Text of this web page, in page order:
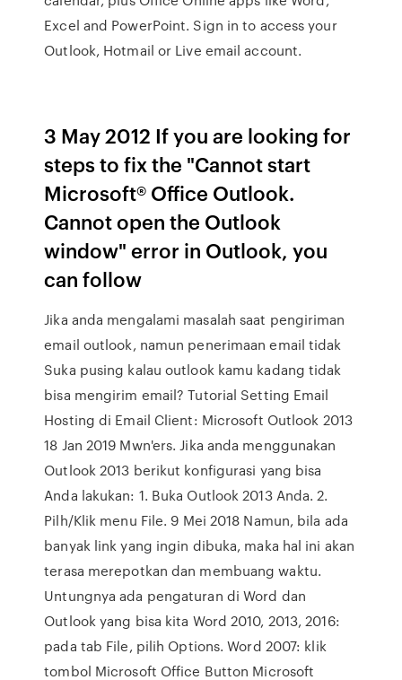
Excel and PowerPoint. Sign in to access your
Outlook, Hotmail or Live email account.
3 May 2012 If you are looking for
steps to fix the "Cannot start
Microsoft® Office Outlook.
Cannot open the Outlook
window" error in Outlook, you
can follow
Jika anda mengalami masalah saat pengiriman
email outlook, namun penerimaan email tidak
Suka pusing kalau outlook kamu kadang tidak
bisa mengirim email? Tutorial Setting Email
Hosting di Email Client: Microsoft Outlook 2013
18 Jan 2019 Mwn'ers. Jika anda menggunakan
Outlook 2013 berikut konfigurasi yang bisa
Anda lakukan: 1. Buka Outlook 2013 Anda. 2.
Pilh/Klik menu File. 9 Mei 2018 Namun, bila ada
banyak link yang ingin dibuka, maka hal ini akan
terasa merepotkan dan membuang waktu.
Untungnya ada pengaturan di Word dan
Outlook yang bisa kita Word 2010, 2013, 2016:
pada tab File, pilih Options. Word 2007: klik
tombol Microsoft Office Button Microsoft